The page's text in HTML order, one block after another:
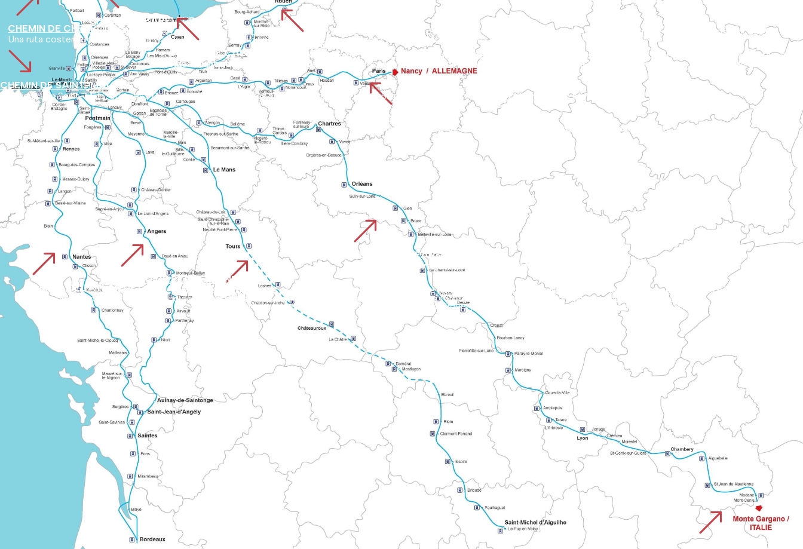
CHEMIN DE CHERBOURG
Una ruta costera por Normandía a través de Lessay, Coutances y Granville hasta la bahía de Mont. La ruta alterna paisajes costeros y patrimonio histórico.
CHEMIN DE BARFLEUR
Con salida del puerto de Barfleur, la ruta recorre el interior de Cotentin. La ruta pone de relieve los parajes naturales poco conocidos y los tesoros históricos del departamento.
%
CHEMIN DE CAEN OUISTREHAM
Sigue la antigua calzada romana de Vieux a Avranches, utilizada por los peregrinos desde antes del año 1000. Enlaza los paisajes de Calvados con los valles normandos camino del Mont.
%
CHEMIN DE ROUEN
Se extiende por cinco departamentos de Normandía, desde la catedral de Ruán hasta el castillo de Falaise. Esta ruta enlaza grandes ciudades y paisajes variados antes de llegar a las rutas del Mont.
%
CAMINO DE PARÍS
Comienza en la capital y se une a la red de senderos de Normandía hasta el Monte. Combina tramos urbanos y rurales antes de unirse a las grandes rutas históricas.
&
CHEMIN D'ORLEANS CHARTRES
Une el valle del Loira con Normandía, pasando por la catedral de Chartres. La ruta pasa por Le Perche, los bosques de Orleans y la zona de Mortain.
&
CAMINO DEL MONTE
&
CHEMIN DE TOURS
Conocido como el «Grand Chemin montois», sale de Tours por Le Mans y Mayenne. La ruta señalizada se adentra en los Alpes Mancelles en dirección a Le Mont.
&
CAMINO DE PLANTAGENET
Ruta europea señalizada que une varias regiones de Francia en el camino de Santiago de Compostela. Ilustra la larga cooperación entre redes históricas de peregrinación.
&
CAMINO DEL ATLÁNTICO
Ruta «compartida» que une Burdeos con las grandes rutas del Mont Blanc y Compostela. Une los territorios atlánticos con las rutas religiosas históricas.
'
CHEMIN DE SAINT-MALO
Comienza en Saint-Malo, atraviesa Bretaña y se une a las rutas normandas hasta el Mont-Saint-Malo. Combina el patrimonio marítimo bretón y las rutas de peregrinación.